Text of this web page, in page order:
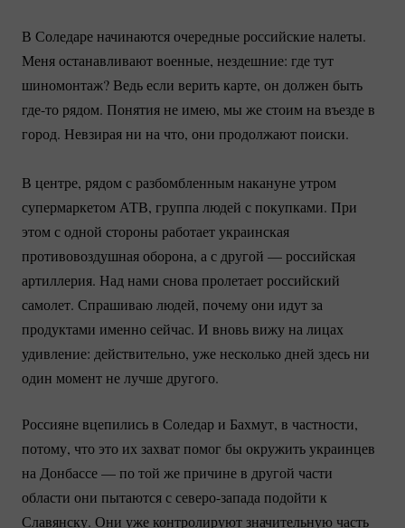
В Соледаре начинаются очередные российские налеты.
Меня останавливают военные, нездешние: где тут
шиномонтаж? Ведь если верить карте, он должен быть
где-то рядом. Понятия не имею, мы же стоим на въезде в
город. Невзирая ни на что, они продолжают поиски.
В центре, рядом с разбомбленным накануне утром
супермаркетом АТВ, группа людей с покупками. При
этом с одной стороны работает украинская
противовоздушная оборона, а с другой — российская
артиллерия. Над нами снова пролетает российский
самолет. Спрашиваю людей, почему они идут за
продуктами именно сейчас. И вновь вижу на лицах
удивление: действительно, уже несколько дней здесь ни
один момент не лучше другого.
Россияне вцепились в Соледар и Бахмут, в частности,
потому, что это их захват помог бы окружить украинцев
на Донбассе — по той же причине в другой части
области они пытаются ссеверо-запада подойти к
Славянску. Они уже контролируют значительную часть